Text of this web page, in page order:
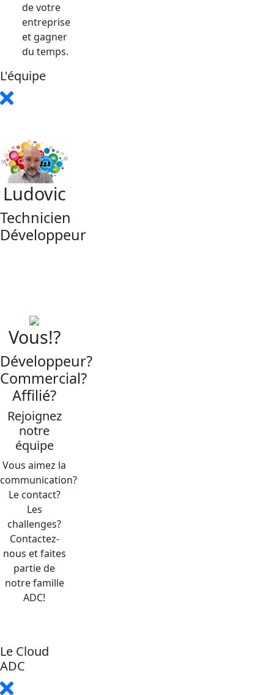
de votre
entreprise
et gagner
du temps.
L'équipe
Ludovic
Technicien
Développeur
Vous!?
Développeur?
Commercial?
Affilié?
Rejoignez
notre
équipe
Vous aimez la
communication?
Le contact?
Les
challenges?
Contactez-
nous et faites
partie de
notre famille
ADC!
Le Cloud
ADC